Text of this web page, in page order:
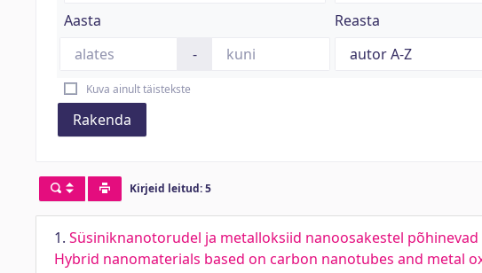
Aasta
-
Reasta
Kuva ainult täistekste
Rakenda
Kirjeid leitud: 5
1. Süsiniknanotorudel ja metalloksiid nanoosakestel
Hybrid nanomaterials based on carbon nanotubes and metal